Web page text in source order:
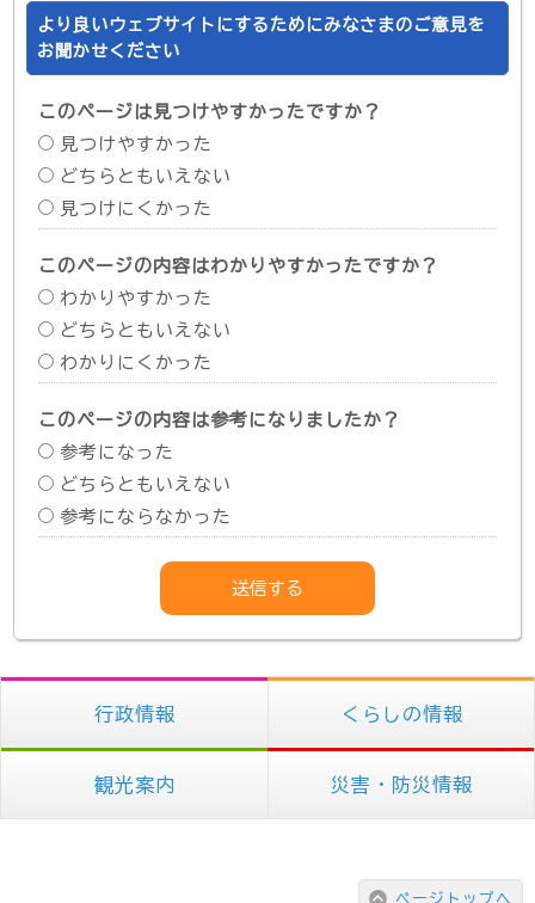
より良いウェブサイトにするためにみなさまのご意見を
お聞かせください
このページは見つけやすかったですか？
見つけやすかった
どちらともいえない
見つけにくかった
このページの内容はわかりやすかったですか？
わかりやすかった
どちらともいえない
わかりにくかった
このページの内容は参考になりましたか？
参考になった
どちらともいえない
参考にならなかった
行政情報 くらしの情報
観光案内 災害・防災情報
ページトップへ